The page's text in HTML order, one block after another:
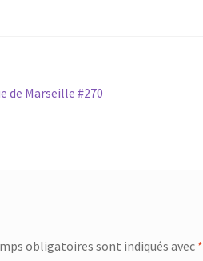
de Marseille #270
obligatoires sont indiqués avec *